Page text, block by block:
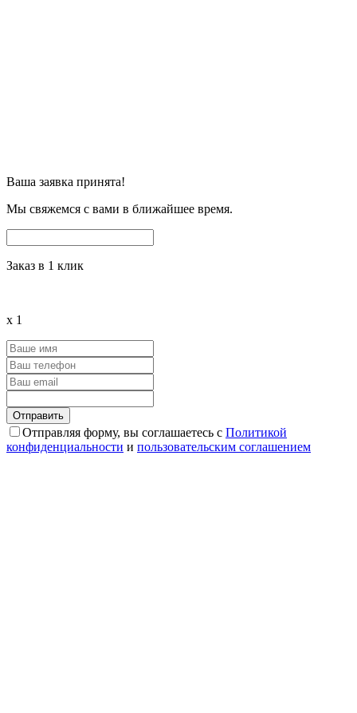
Ваша заявка принята!
Мы свяжемся с вами в ближайшее время.
Заказ в 1 клик
x 1
Отправляя форму, вы соглашаетесь с Политикой
конфиденциальности и пользовательским соглашением